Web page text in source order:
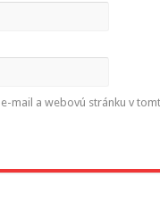
mail a webovú stránku v